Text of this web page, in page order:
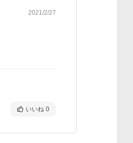
2021/2/27
いいね 0